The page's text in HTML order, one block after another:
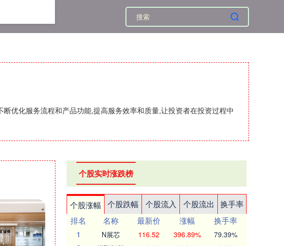
优化服务流程和产品功能,提高服务效率和质量,让投资者在投资过程中
个股实时涨跌榜
个股涨幅 个股跌幅 个股流入 个股流出
换手率
排名
名称 最新价 涨幅
换手率
1
N展芯 116.52 396.89% 79.39%